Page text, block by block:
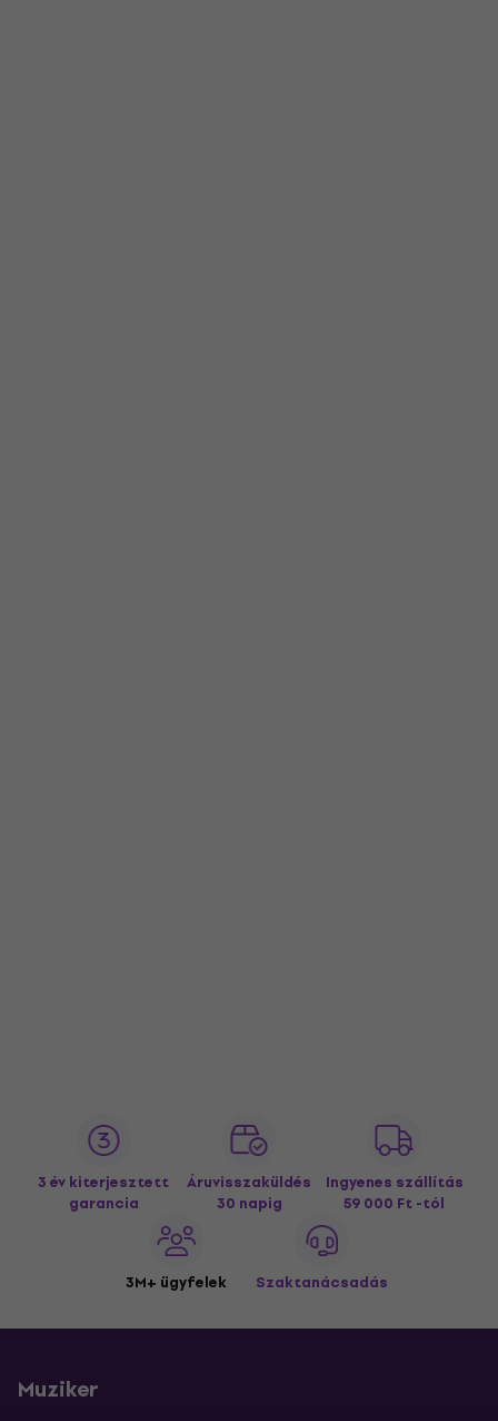
3 év kiterjesztett
garancia
Áruvisszaküldés
30 napig
Ingyenes szállítás
59 000 Ft -tól
3M+ ügyfelek Szaktanácsadás
Muziker